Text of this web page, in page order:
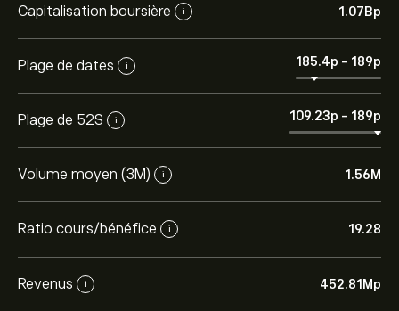
Capitalisation boursière i 1.07B‎p‎
Plage de dates i 185.4‎p‎ - 189‎p‎
Plage de 52S i 109.23‎p‎ - 189‎p‎
Volume moyen (3M) i 1.56M
Ratio cours/bénéfice i 19.28
Revenus i 452.81M‎p‎